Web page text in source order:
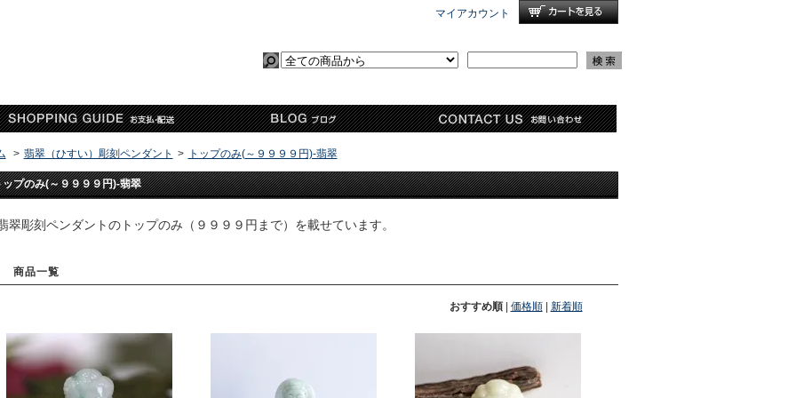
マイアカウント
> 翡翠（ひすい）彫刻ペンダント > トップのみ(～９９９９円)-翡翠
ップのみ(～９９９９円)-翡翠
翠彫刻ペンダントのトップのみ（９９９９円まで）を載せています。
商品一覧
おすすめ順| 価格順| 新着順